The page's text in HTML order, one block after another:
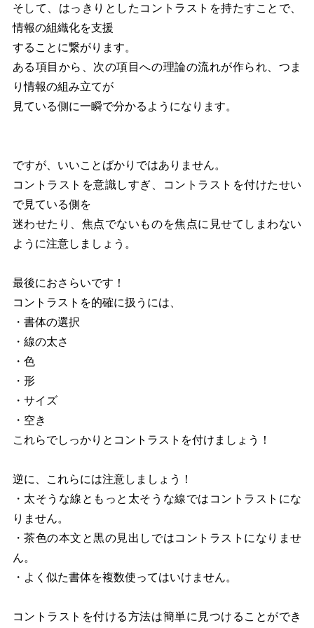
そして、はっきりとしたコントラストを持たすことで、
情報の組織化を支援
することに繋がります。
ある項目から、次の項目への理論の流れが作られ、つま
り情報の組み立てが
見ている側に一瞬で分かるようになります。
ですが、いいことばかりではありません。
コントラストを意識しすぎ、コントラストを付けたせい
で見ている側を
迷わせたり、焦点でないものを焦点に見せてしまわない
ように注意しましょう。
最後におさらいです！
コントラストを的確に扱うには、
・書体の選択
・線の太さ
・色
・形
・サイズ
・空き
これらでしっかりとコントラストを付けましょう！
逆に、これらには注意しましょう！
・太そうな線ともっと太そうな線ではコントラストにな
りません。
・茶色の本文と黒の見出しではコントラストになりませ
ん。
・よく似た書体を複数使ってはいけません。
コントラストを付ける方法は簡単に見つけることができ